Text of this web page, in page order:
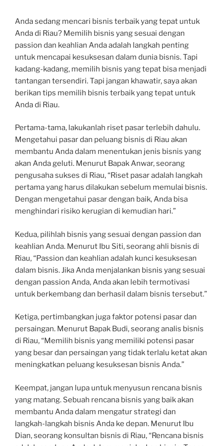
Anda sedang mencari bisnis terbaik yang tepat untuk
Anda di Riau? Memilih bisnis yang sesuai dengan
passion dan keahlian Anda adalah langkah penting
untuk mencapai kesuksesan dalam dunia bisnis. Tapi
kadang-kadang, memilih bisnis yang tepat bisa menjadi
tantangan tersendiri. Tapi jangan khawatir, saya akan
berikan tips memilih bisnis terbaik yang tepat untuk
Anda di Riau.
Pertama-tama, lakukanlah riset pasar terlebih dahulu.
Mengetahui pasar dan peluang bisnis di Riau akan
membantu Anda dalam menentukan jenis bisnis yang
akan Anda geluti. Menurut Bapak Anwar, seorang
pengusaha sukses di Riau, “Riset pasar adalah langkah
pertama yang harus dilakukan sebelum memulai bisnis.
Dengan mengetahui pasar dengan baik, Anda bisa
menghindari risiko kerugian di kemudian hari.”
Kedua, pilihlah bisnis yang sesuai dengan passion dan
keahlian Anda. Menurut Ibu Siti, seorang ahli bisnis di
Riau, “Passion dan keahlian adalah kunci kesuksesan
dalam bisnis. Jika Anda menjalankan bisnis yang sesuai
dengan passion Anda, Anda akan lebih termotivasi
untuk berkembang dan berhasil dalam bisnis tersebut.”
Ketiga, pertimbangkan juga faktor potensi pasar dan
persaingan. Menurut Bapak Budi, seorang analis bisnis
di Riau, “Memilih bisnis yang memiliki potensi pasar
yang besar dan persaingan yang tidak terlalu ketat akan
meningkatkan peluang kesuksesan bisnis Anda.”
Keempat, jangan lupa untuk menyusun rencana bisnis
yang matang. Sebuah rencana bisnis yang baik akan
membantu Anda dalam mengatur strategi dan
langkah-langkah bisnis Anda ke depan. Menurut Ibu
Dian, seorang konsultan bisnis di Riau, “Rencana bisnis